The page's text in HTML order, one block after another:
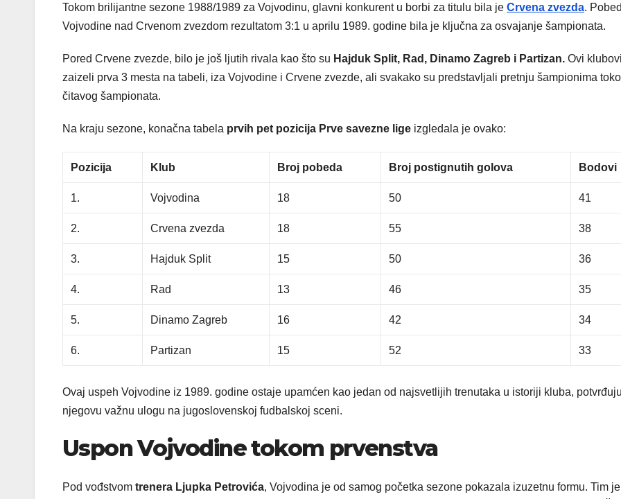
Tokom brilijantne sezone 1988/1989 za Vojvodinu, glavni konkurent u borbi za titulu bila je Crvena zvezda.
Vojvodine nad Crvenom zvezdom rezultatom 3:1 u aprilu 1989. godine bila je ključna za osvajanje šampionata.
Pored Crvene zvezde, bilo je još ljutih rivala kao što su Hajduk Split, Rad, Dinamo Zagreb i Partizan. Ovi
zaizeli prva 3 mesta na tabeli, iza Vojvodine i Crvene zvezde, ali svakako su predstavljali pretnju šampionima
čitavog šampionata.
Na kraju sezone, konačna tabela prvih pet pozicija Prve savezne lige izgledala je ovako:
Pozicija Klub Broj pobeda Broj postignutih golova Bodovi
1. Vojvodina 18 50 41
2. Crvena zvezda 18 55 38
3. Hajduk Split 15 50 36
4. Rad 13 46 35
5. Dinamo Zagreb 16 42 34
6. Partizan 15 52 33
Ovaj uspeh Vojvodine iz 1989. godine ostaje upamćen kao jedan od najsvetlijih trenutaka u istoriji kluba,
njegovu važnu ulogu na jugoslovenskoj fudbalskoj sceni.
Uspon Vojvodine tokom prvenstva
Pod vođstvom trenera Ljupka Petrovića, Vojvodina je od samog početka sezone pokazala izuzetnu formu. Tim